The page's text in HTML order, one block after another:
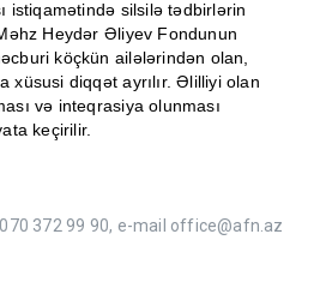
istiqamətində silsilə tədbirlərin
Heydər Əliyev Fondunun
köçkün ailələrindən olan,
xüsusi diqqət ayrılır. Əlilliyi olan
və inteqrasiya olunması
keçirilir.
372 99 90, e-mail office@afn.az